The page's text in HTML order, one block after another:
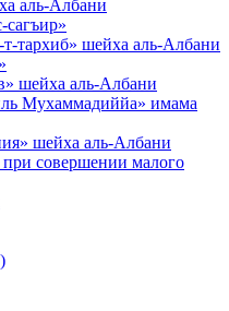
аль-Албани
сагъир»
тархиб» шейха аль-Албани
шейха аль-Албани
Мухаммадиййа» имама
шейха аль-Албани
совершении малого